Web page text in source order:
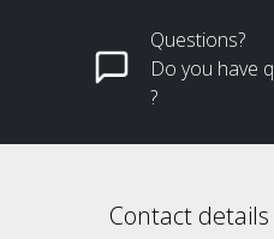
Questions?
Do you have
?
Contact details